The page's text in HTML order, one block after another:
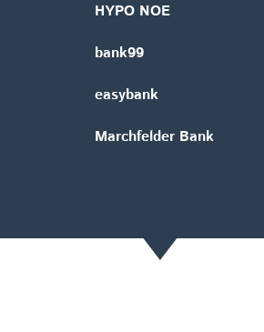
HYPO NOE
bank99
easybank
Marchfelder Bank